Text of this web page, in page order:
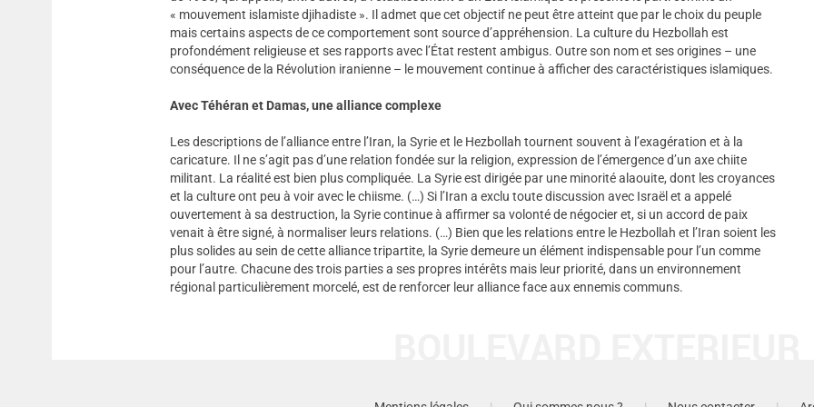
« mouvement islamiste djihadiste ». Il admet que cet objectif ne peut être atteint que par le choix du peuple
mais certains aspects de ce comportement sont source d’appréhension. La culture du Hezbollah est
profondément religieuse et ses rapports avec l’État restent ambigus. Outre son nom et ses origines – une
conséquence de la Révolution iranienne – le mouvement continue à afficher des caractéristiques islamiques.
Avec Téhéran et Damas, une alliance complexe
Les descriptions de l’alliance entre l’Iran, la Syrie et le Hezbollah tournent souvent à l’exagération et à la
caricature. Il ne s’agit pas d’une relation fondée sur la religion, expression de l’émergence d’un axe chiite
militant. La réalité est bien plus compliquée. La Syrie est dirigée par une minorité alaouite, dont les croyances
et la culture ont peu à voir avec le chiisme. (…) Si l’Iran a exclu toute discussion avec Israël et a appelé
ouvertement à sa destruction, la Syrie continue à affirmer sa volonté de négocier et, si un accord de paix
venait à être signé, à normaliser leurs relations. (…) Bien que les relations entre le Hezbollah et l’Iran soient les
plus solides au sein de cette alliance tripartite, la Syrie demeure un élément indispensable pour l’un comme
pour l’autre. Chacune des trois parties a ses propres intérêts mais leur priorité, dans un environnement
régional particulièrement morcelé, est de renforcer leur alliance face aux ennemis communs.